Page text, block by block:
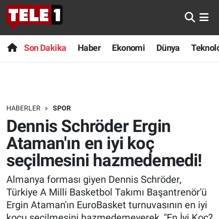
Son Dakika Haber Ekonomi Dünya
HABERLER SPOR
Dennis Schröder Ergin
Ataman'ın en iyi koç
seçilmesini hazmedemedi!
Almanya forması giyen Dennis Schröder,
Türkiye A Milli Basketbol Takımı Başantrenör'ü
Ergin Ataman'ın EuroBasket turnuvasının en iyi
Anında Manşet
Başka Sohbetler
Bilim turu
Bilim ve Teknoloji Evreni
Doğa Konuşuyor
Dünya
Ege Saati
Son Dakika
Haber
Dünya
Sağlık
Spor
Yayın Akışı
Nöbetçi Eczaneler
Hava Durumu
Trafik Durumu
Süper Lig Puan Durumu ve Fikstür
Tüm Manşetler
Son Dakika Haberleri
Haber Arşivi